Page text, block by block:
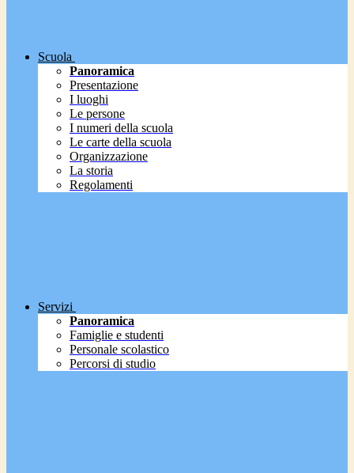
Scuola
Panoramica
Presentazione
I luoghi
Le persone
I numeri della scuola
Le carte della scuola
Organizzazione
La storia
Regolamenti
Servizi
Panoramica
Famiglie e studenti
Personale scolastico
Percorsi di studio